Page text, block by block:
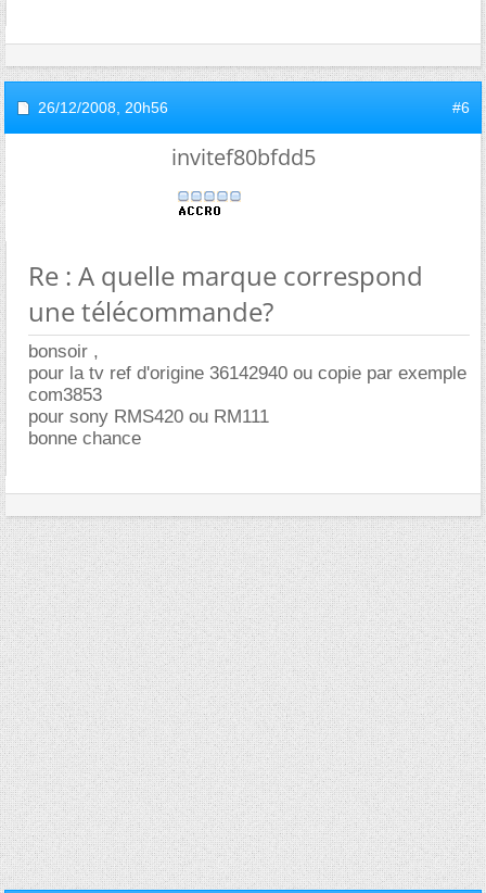
26/12/2008, 20h56 #6
invitef80bfdd5
Re : A quelle marque correspond
une télécommande?
bonsoir ,
pour la tv ref d'origine 36142940 ou copie par exemple
com3853
pour sony RMS420 ou RM111
bonne chance